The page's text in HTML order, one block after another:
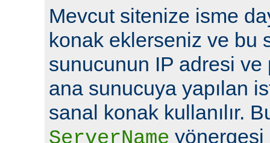
Mevcut sitenize isme
konak eklerseniz ve bu
sunucunun IP adresi
ana sunucuya yapılan
sanal konak kullanılır.
ServerName